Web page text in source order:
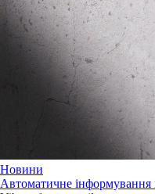
Новини
Автоматичне інформування